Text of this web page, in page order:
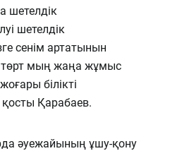
шетелдік
шетелдік
сенім артатынын
төрт мың жаңа жұмыс
білікті
Қарабаев.
әуежайының ұшу-қону